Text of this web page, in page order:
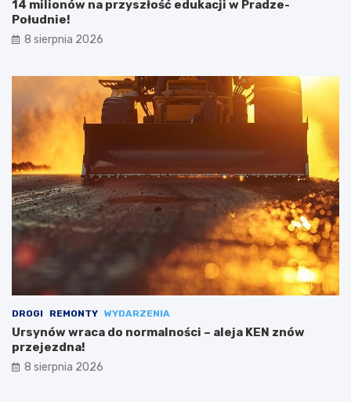
14 milionów na przyszłość edukacji w Pradze-
Południe!
8 sierpnia 2026
DROGI REMONTY WYDARZENIA
Ursynów wraca do normalności – aleja KEN znów
przejezdna!
8 sierpnia 2026